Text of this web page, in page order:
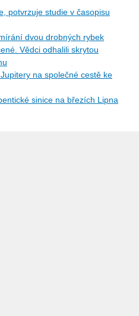
potvrzuje studie v časopisu
dvou drobných rybek
Vědci odhalili skrytou
na společné cestě ke
sinice na březích Lipna